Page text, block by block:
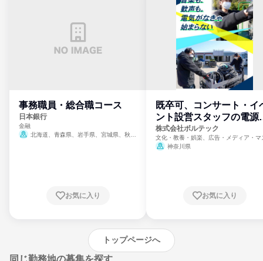
事務職員・総合職コース
日本銀行
金融
北海道、青森県、岩手県、宮城県、秋田
崎県、熊本県、大分県、宮崎県、鹿児島県、
お気に入り
既卒可、コンサート・イ
ント設営スタッフの電源
門
株式会社ボルテック
文化・教養・娯楽、広告・メディア・マ
ミ、電力・ガス・水道・エネルギー
神奈川県
お気に入り
トップページへ
同じ勤務地の募集を探す